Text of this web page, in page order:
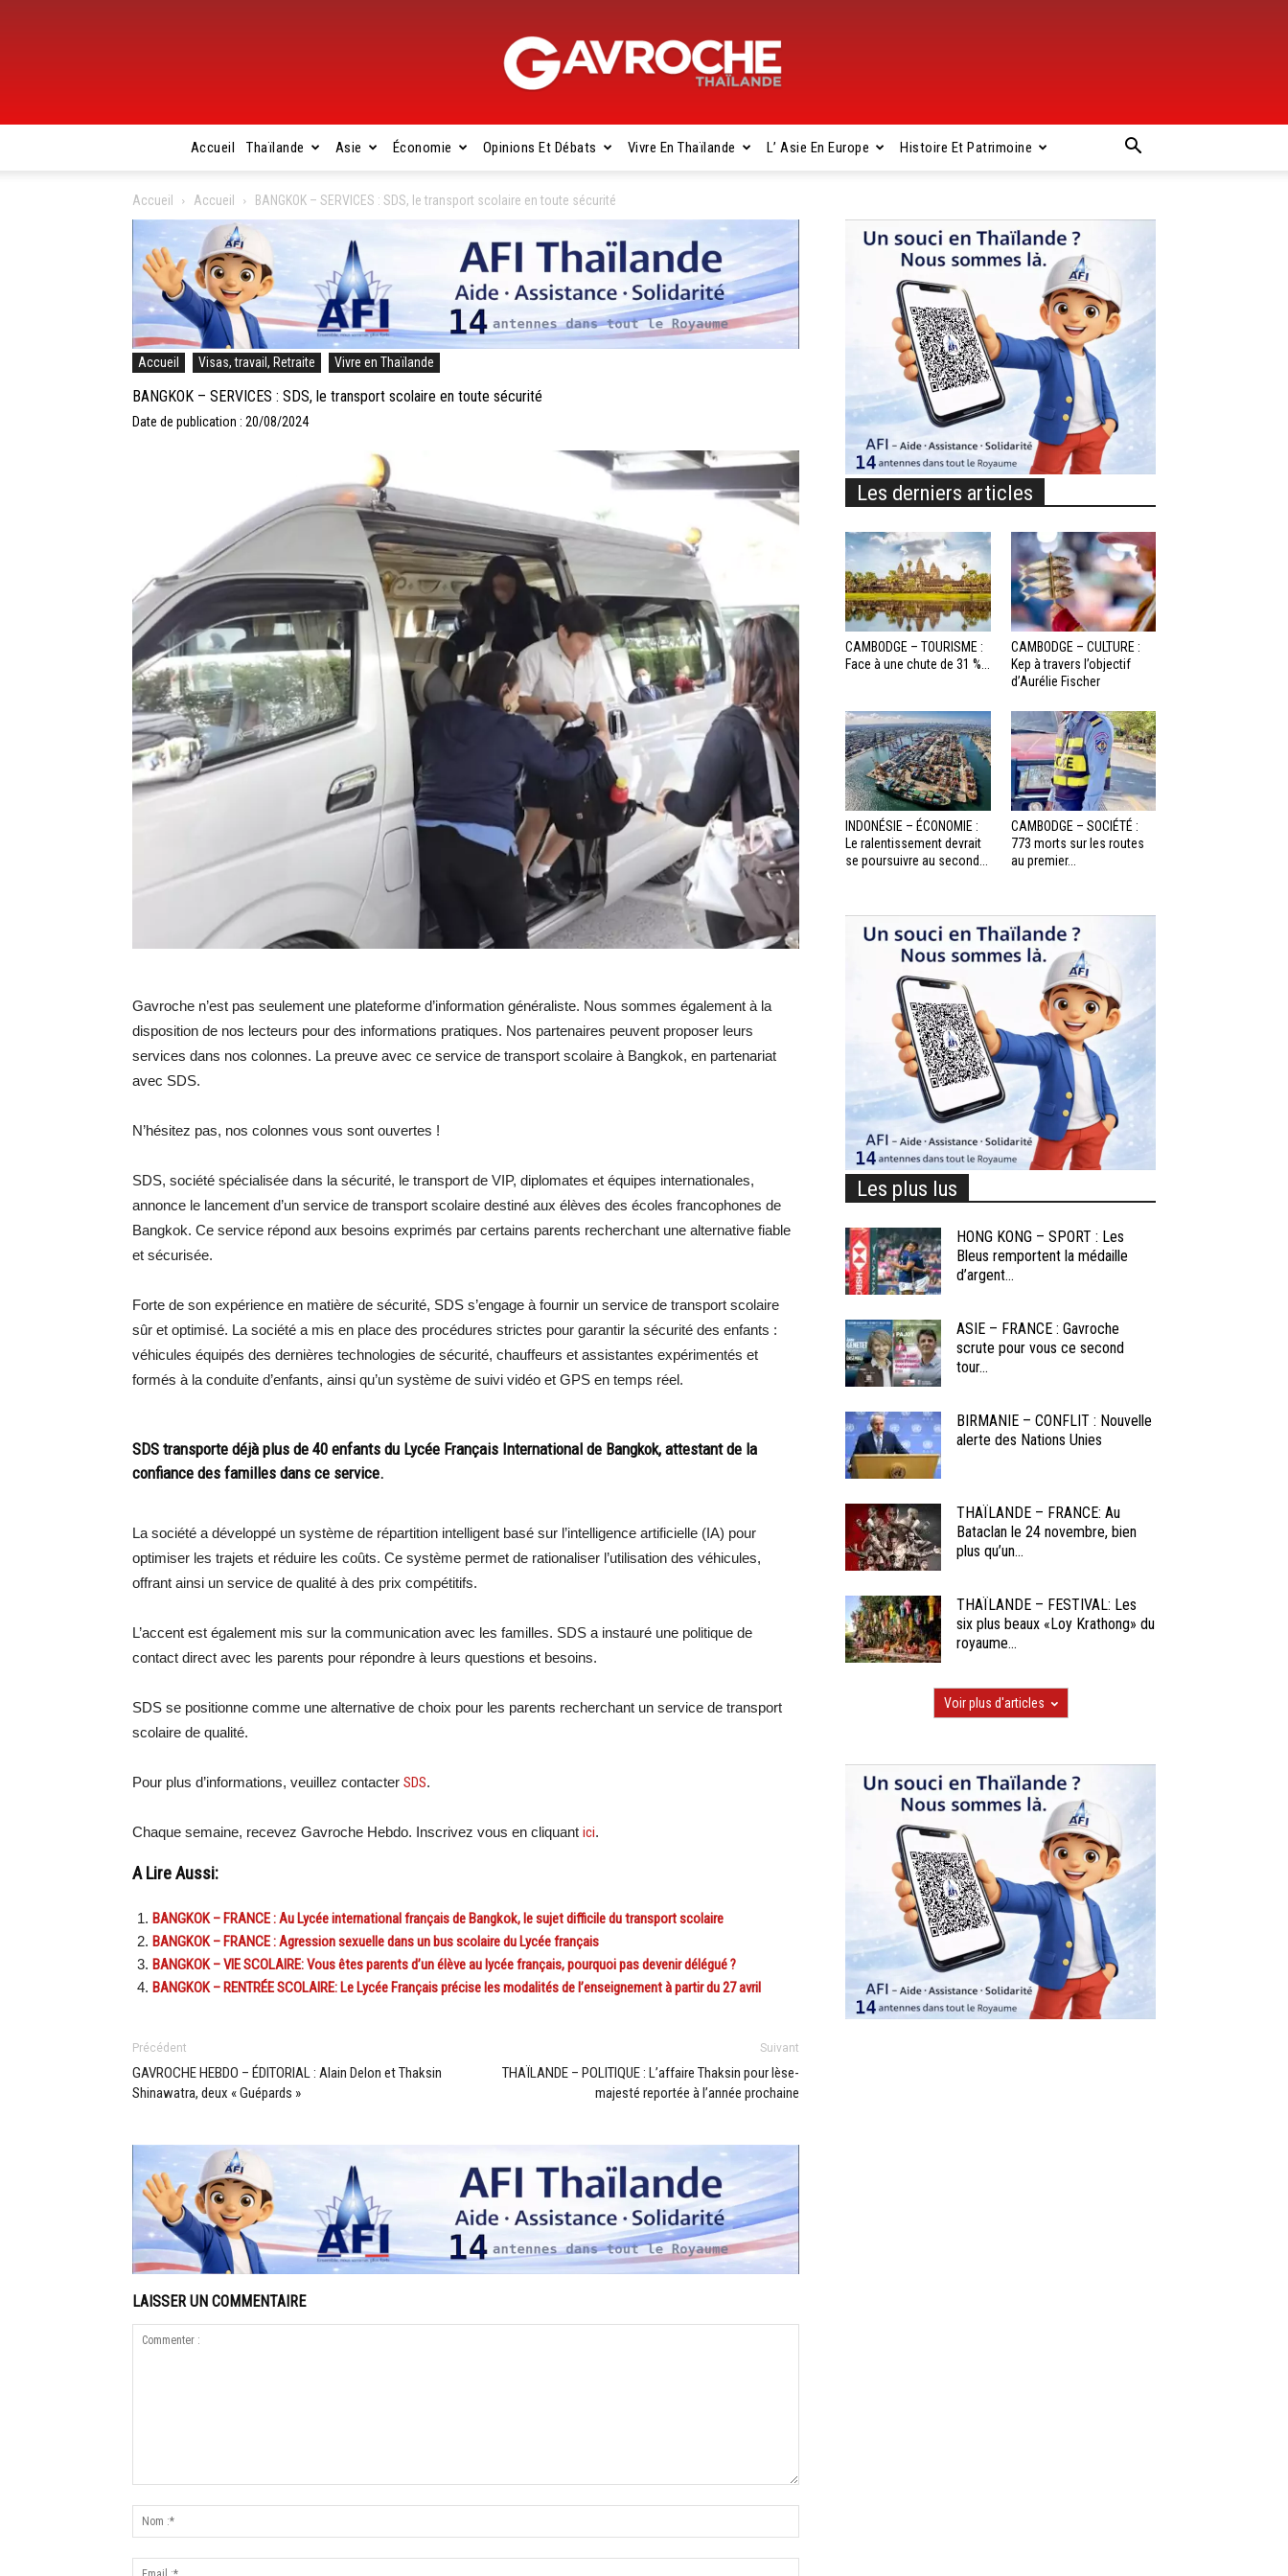
Gavroche
Thaïlande
Accueil Thaïlande Asie Économie Opinions Et Débats Vivre En Thaïlande L’ Asie En Europe Histoire Et Patrimoine
Accueil Accueil BANGKOK – SERVICES : SDS, le transport scolaire en toute sécurité
Accueil Visas, travail, Retraite Vivre en Thaïlande
BANGKOK – SERVICES : SDS, le transport scolaire en toute sécurité
Date de publication : 20/08/2024
Gavroche n’est pas seulement une plateforme d’information généraliste. Nous sommes également à la
disposition de nos lecteurs pour des informations pratiques. Nos partenaires peuvent proposer leurs
services dans nos colonnes. La preuve avec ce service de transport scolaire à Bangkok, en partenariat
avec SDS.
N’hésitez pas, nos colonnes vous sont ouvertes !
SDS, société spécialisée dans la sécurité, le transport de VIP, diplomates et équipes internationales,
annonce le lancement d’un service de transport scolaire destiné aux élèves des écoles francophones de
Bangkok. Ce service répond aux besoins exprimés par certains parents recherchant une alternative fiable
et sécurisée.
Forte de son expérience en matière de sécurité, SDS s’engage à fournir un service de transport scolaire
sûr et optimisé. La société a mis en place des procédures strictes pour garantir la sécurité des enfants :
véhicules équipés des dernières technologies de sécurité, chauffeurs et assistantes expérimentés et
formés à la conduite d’enfants, ainsi qu’un système de suivi vidéo et GPS en temps réel.
SDS transporte déjà plus de 40 enfants du Lycée Français International de Bangkok, attestant de la
confiance des familles dans ce service.
La société a développé un système de répartition intelligent basé sur l’intelligence artificielle (IA) pour
optimiser les trajets et réduire les coûts. Ce système permet de rationaliser l’utilisation des véhicules,
offrant ainsi un service de qualité à des prix compétitifs.
L’accent est également mis sur la communication avec les familles. SDS a instauré une politique de
contact direct avec les parents pour répondre à leurs questions et besoins.
SDS se positionne comme une alternative de choix pour les parents recherchant un service de transport
scolaire de qualité.
Pour plus d’informations, veuillez contacter SDS.
Chaque semaine, recevez Gavroche Hebdo. Inscrivez vous en cliquant ici.
A Lire Aussi:
BANGKOK – FRANCE : Au Lycée international français de Bangkok, le sujet difficile du transport scolaire
BANGKOK – FRANCE : Agression sexuelle dans un bus scolaire du Lycée français
BANGKOK – VIE SCOLAIRE: Vous êtes parents d’un élève au lycée français, pourquoi pas devenir délégué ?
BANGKOK – RENTRÉE SCOLAIRE: Le Lycée Français précise les modalités de l’enseignement à partir du 27 avril
Précédent
GAVROCHE HEBDO – ÉDITORIAL : Alain Delon et Thaksin
Shinawatra, deux « Guépards »
Suivant
THAÏLANDE – POLITIQUE : L’affaire Thaksin pour lèse-
majesté reportée à l’année prochaine
LAISSER UN COMMENTAIRE
Les derniers articles
CAMBODGE – TOURISME :
Face à une chute de 31 %...
CAMBODGE – CULTURE :
Kep à travers l’objectif
d’Aurélie Fischer
INDONÉSIE – ÉCONOMIE :
Le ralentissement devrait
se poursuivre au second...
CAMBODGE – SOCIÉTÉ :
773 morts sur les routes
au premier...
Les plus lus
HONG KONG – SPORT : Les
Bleus remportent la médaille
d’argent...
ASIE – FRANCE : Gavroche
scrute pour vous ce second
tour...
BIRMANIE – CONFLIT : Nouvelle
alerte des Nations Unies
THAÏLANDE – FRANCE: Au
Bataclan le 24 novembre, bien
plus qu’un...
THAÏLANDE – FESTIVAL: Les
six plus beaux «Loy Krathong» du
royaume...
Voir plus d'articles